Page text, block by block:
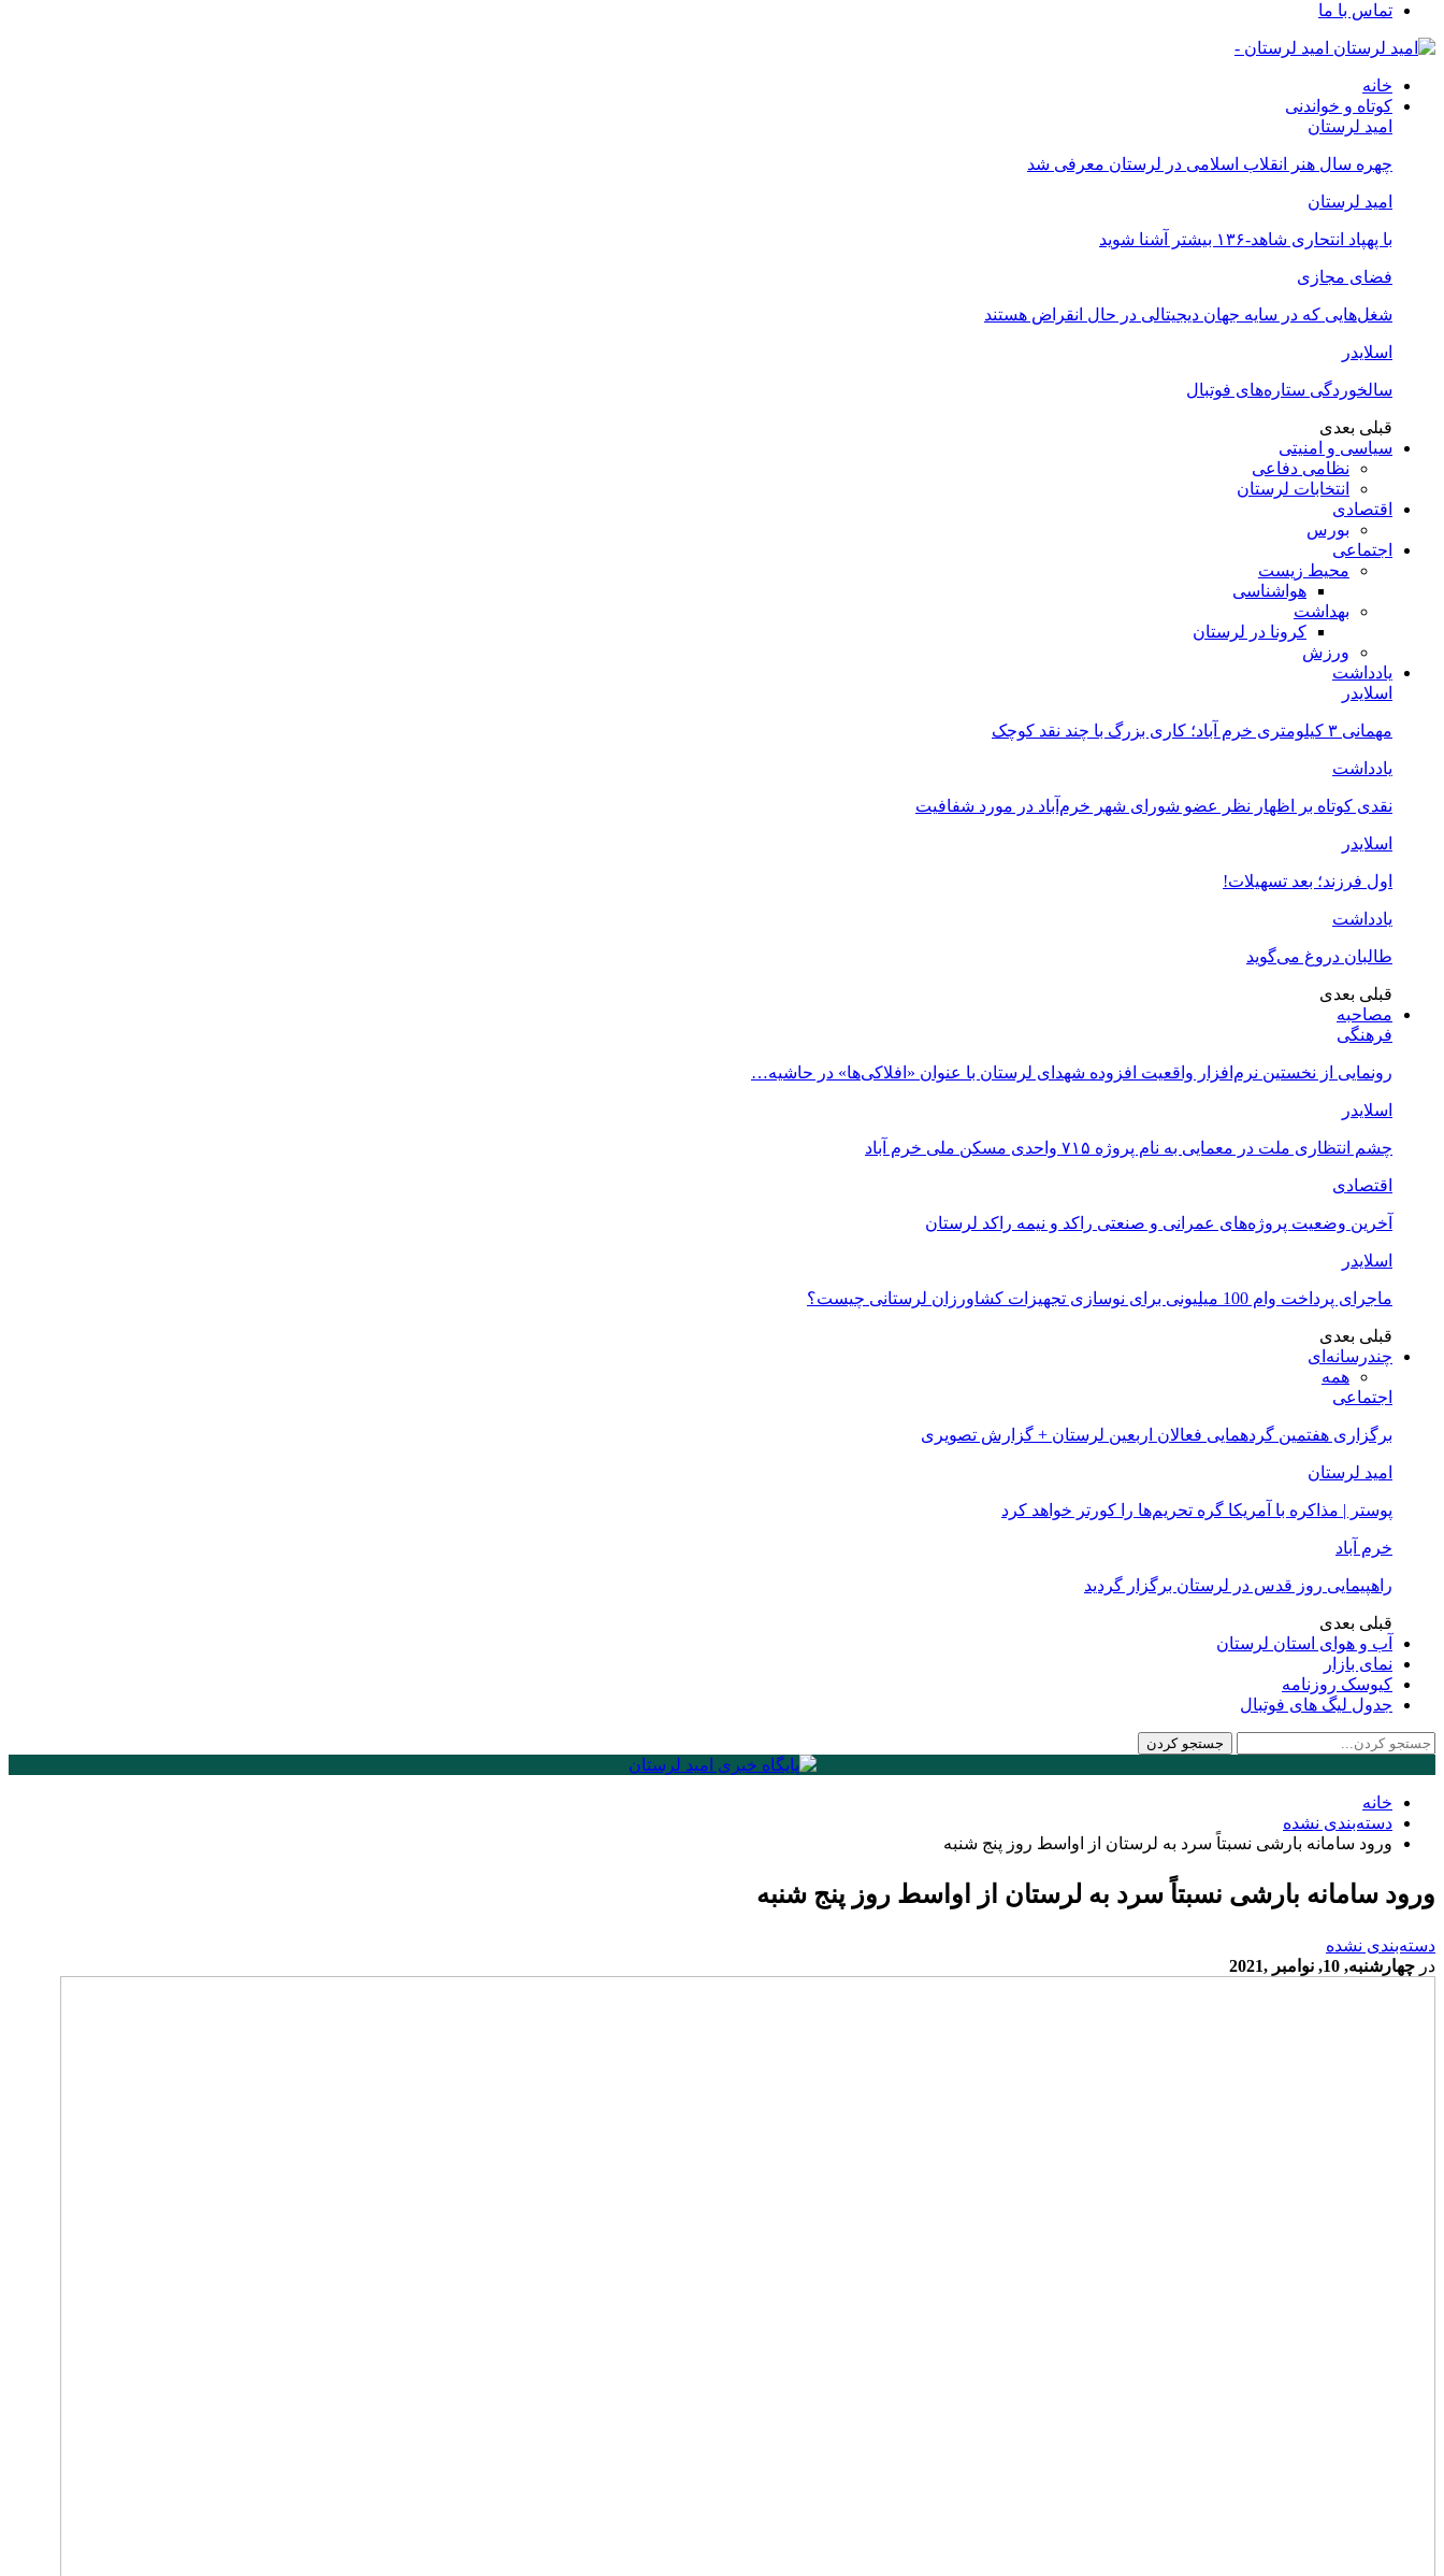
تماس با ما
امید لرستان -
خانه
کوتاه و خواندنی
امید لرستان
چهره سال هنر انقلاب اسلامی در لرستان معرفی شد
امید لرستان
با پهپاد انتحاری شاهد-۱۳۶ بیشتر آشنا شوید
فضای مجازی
شغل‌‌هایی که در سایه جهان دیجیتالی در حال انقراض هستند
اسلایدر
سالخوردگی ستاره‌های فوتبال
قبلی بعدی
سیاسی و امنیتی
نظامی دفاعی
انتخابات لرستان
اقتصادی
بورس
اجتماعی
محیط زیست
هواشناسی
بهداشت
کرونا در لرستان
ورزش
یادداشت
اسلایدر
مهمانی ۳ کیلومتری خرم آباد؛ کاری بزرگ با چند نقد کوچک
یادداشت
نقدی کوتاه بر اظهار نظر عضو شورای شهر خرم‌آباد در مورد شفافیت
اسلایدر
اول فرزند؛ بعد تسهیلات!
یادداشت
طالبان دروغ می‌گوید
قبلی بعدی
مصاحبه
فرهنگی
رونمایی از نخستین نرم‌افزار واقعیت افزوده شهدای لرستان با عنوان «افلاکی‌ها» در حاشیه…
اسلایدر
چشم انتظاری ملت در معمایی به نام پروژه ۷۱۵ واحدی مسکن ملی خرم آباد
اقتصادی
آخرین وضعیت پروژه‌های عمرانی و صنعتی راکد و نیمه راکد لرستان
اسلایدر
ماجرای پرداخت وام 100 میلیونی برای نوسازی تجهیزات کشاورزان لرستانی چیست؟
قبلی بعدی
چندرسانه‌ای
همه
اجتماعی
برگزاری هفتمین گردهمایی فعالان اربعین لرستان + گزارش تصویری
امید لرستان
پوستر | مذاکره با آمریکا گره تحریم‌ها را کورتر خواهد کرد
خرم آباد
راهپیمایی روز قدس در لرستان برگزار گردید
قبلی بعدی
آب و هوای استان لرستان
نمای بازار
کیوسک روزنامه
جدول لیگ های فوتبال
خانه
دسته‌بندی نشده
ورود سامانه بارشی نسبتاً سرد به لرستان از اواسط روز پنج شنبه
ورود سامانه بارشی نسبتاً سرد به لرستان از اواسط روز پنج شنبه
دسته‌بندی نشده
در چهارشنبه, 10, نوامبر ,2021